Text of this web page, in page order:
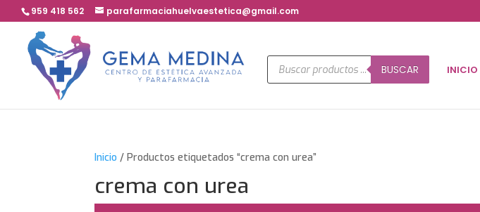
959 418 562 parafarmaciahuelvaestetica@gmail.com
Búsqueda
de
productos
BUSCAR INICIO
Inicio / Productos etiquetados “crema con urea”
crema con urea